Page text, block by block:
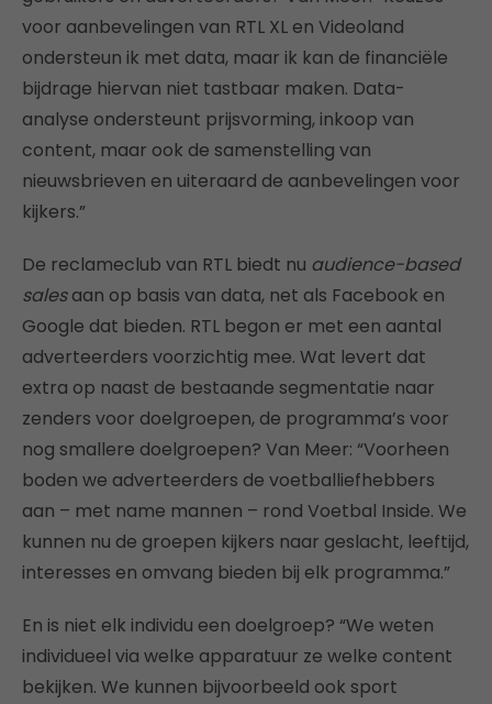
voor aanbevelingen van RTL XL en Videoland
ondersteun ik met data, maar ik kan de financiële
bijdrage hiervan niet tastbaar maken. Data-
analyse ondersteunt prijsvorming, inkoop van
content, maar ook de samenstelling van
nieuwsbrieven en uiteraard de aanbevelingen voor
kijkers.”
De reclameclub van RTL biedt nu audience-based
salesaan op basis van data, net als Facebook en
Google dat bieden. RTL begon er met een aantal
adverteerders voorzichtig mee. Wat levert dat
extra op naast de bestaande segmentatie naar
zenders voor doelgroepen, de programma’s voor
nog smallere doelgroepen? Van Meer: “Voorheen
boden we adverteerders de voetballiefhebbers
aan – met name mannen – rond Voetbal Inside. We
kunnen nu de groepen kijkers naar geslacht, leeftijd,
interesses en omvang bieden bij elk programma.”
En is niet elk individu een doelgroep? “We weten
individueel via welke apparatuur ze welke content
bekijken. We kunnen bijvoorbeeld ook sport